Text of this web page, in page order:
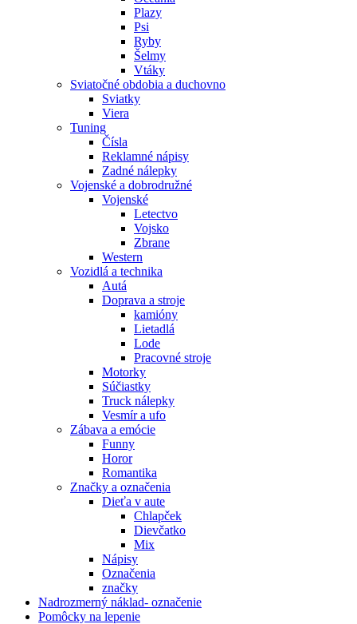
Plazy
Psi
Ryby
Šelmy
Vtáky
Sviatočné obdobia a duchovno
Sviatky
Viera
Tuning
Čísla
Reklamné nápisy
Zadné nálepky
Vojenské a dobrodružné
Vojenské
Letectvo
Vojsko
Zbrane
Western
Vozidlá a technika
Autá
Doprava a stroje
kamióny
Lietadlá
Lode
Pracovné stroje
Motorky
Súčiastky
Truck nálepky
Vesmír a ufo
Zábava a emócie
Funny
Horor
Romantika
Značky a označenia
Dieťa v aute
Chlapček
Dievčatko
Mix
Nápisy
Označenia
značky
Nadrozmerný náklad- označenie
Pomôcky na lepenie